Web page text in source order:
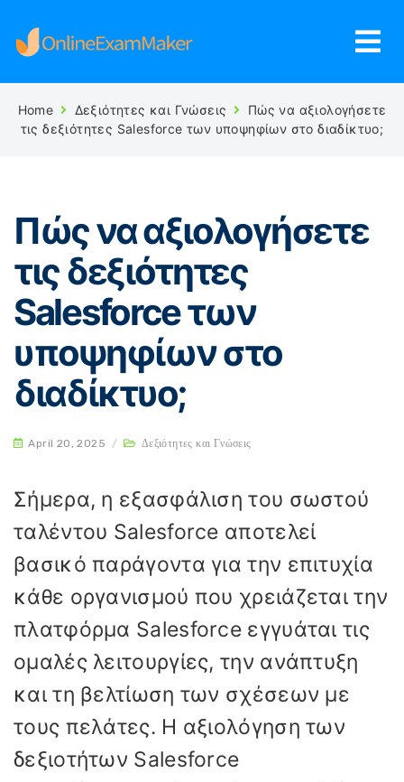
Home Δεξιότητες και Γνώσεις
Πώς να αξιολογήσετε
τις δεξιότητες Salesforce των υποψηφίων στο διαδίκτυο;
Πώς να αξιολογήσετε
τις δεξιότητες
Salesforce των
υποψηφίων στο
διαδίκτυο;
April 20, 2025 / Δεξιότητες και Γνώσεις
Σήμερα, η εξασφάλιση του σωστού
ταλέντου Salesforce αποτελεί
βασικό παράγοντα για την επιτυχία
κάθε οργανισμού που χρειάζεται την
πλατφόρμα Salesforce εγγυάται τις
ομαλές λειτουργίες, την ανάπτυξη
και τη βελτίωση των σχέσεων με
τους πελάτες. Η αξιολόγηση των
δεξιοτήτων Salesforce